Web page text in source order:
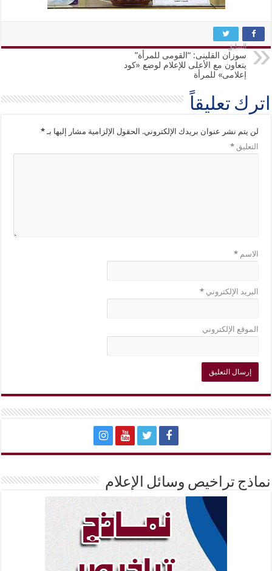
السابق
سوزان القلينى: “القومى للمرأة”
يتعاون مع الأعلى للإعلام لوضع «كود
إعلامى» للمرأة
اترك تعليقاً
لن يتم نشر عنوان بريدك الإلكتروني. الحقول الإلزامية مشار إليها بـ*
التعليق*
الاسم*
البريد الإلكتروني*
الموقع الإلكتروني
نماذج تراخيص وسائل الإعلام